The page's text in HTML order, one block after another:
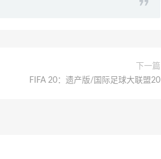
下一篇
FIFA 20：遗产版/国际足球大联盟20